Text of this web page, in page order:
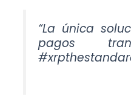
“La única
pagos